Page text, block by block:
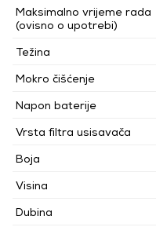
Maksimalno vrijeme rada
(ovisno o upotrebi)
Težina
Mokro čišćenje
Napon baterije
Vrsta filtra usisavača
Boja
Visina
Dubina